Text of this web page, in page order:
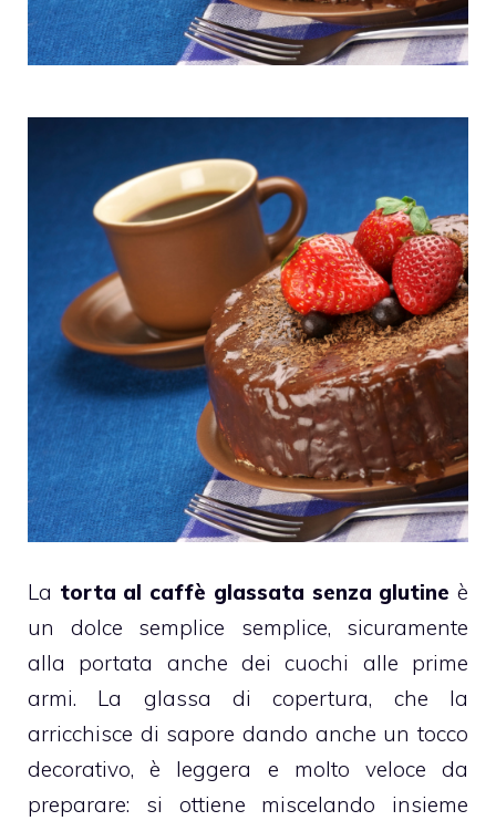
La torta al caffè glassata senza glutine è
un dolce semplice semplice, sicuramente
alla portata anche dei cuochi alle prime
armi. La glassa di copertura, che la
arricchisce di sapore dando anche un tocco
decorativo, è leggera e molto veloce da
preparare: si ottiene miscelando insieme